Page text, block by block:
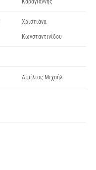
Καραγιάννης
Χριστιάνα
Κωνσταντινίδου
Αιμίλιος Μιχαήλ